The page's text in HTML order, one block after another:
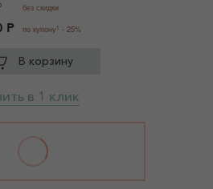
без скидки
Р по купону 1 - 25%
В корзину
в 1 клик